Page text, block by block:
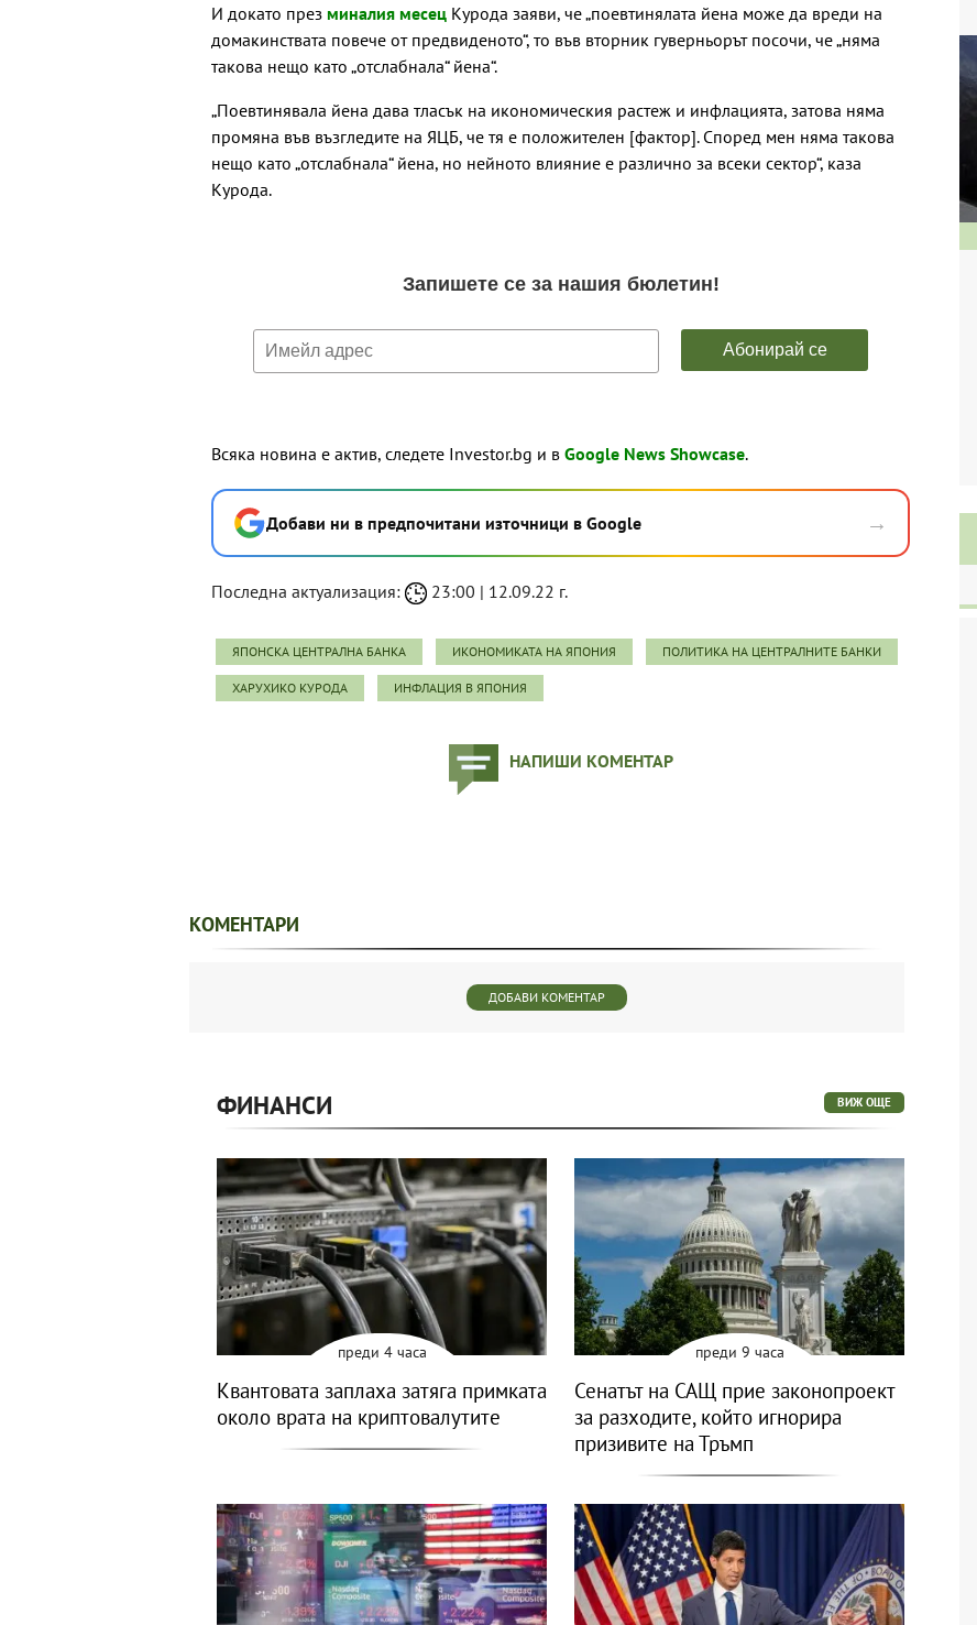
И докато през миналия месец Курода заяви, че „поевтинялата йена може да вреди на
домакинствата повече от предвиденото“, то във вторник гуверньорът посочи, че „няма
такова нещо като „отслабнала“ йена“.
„Поевтинявала йена дава тласък на икономическия растеж и инфлацията, затова няма
промяна във възгледите на ЯЦБ, че тя е положителен [фактор]. Според мен няма такова
нещо като „отслабнала“ йена, но нейното влияние е различно за всеки сектор“, каза
Курода.
Всяка новина е актив, следете Investor.bg и в Google News Showcase.
Добави ни в предпочитани източници в Google →
Последна актуализация: 23:00 | 12.09.22 г.
ЯПОНСКА ЦЕНТРАЛНА БАНКА ИКОНОМИКАТА НА ЯПОНИЯ ПОЛИТИКА НА ЦЕНТРАЛНИТЕ БАНКИ
ХАРУХИКО КУРОДА ИНФЛАЦИЯ В ЯПОНИЯ
НАПИШИ КОМЕНТАР
КОМЕНТАРИ
ДОБАВИ КОМЕНТАР
ФИНАНСИ ВИЖ ОЩЕ
преди 4 часа
Квантовата заплаха затяга примката
около врата на криптовалутите
преди 9 часа
Сенатът на САЩ прие законопроект
за разходите, който игнорира
призивите на Тръмп